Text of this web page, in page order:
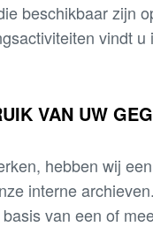
beschikbaar zijn
vindt u
VAN UW
hebben wij
interne
van een of